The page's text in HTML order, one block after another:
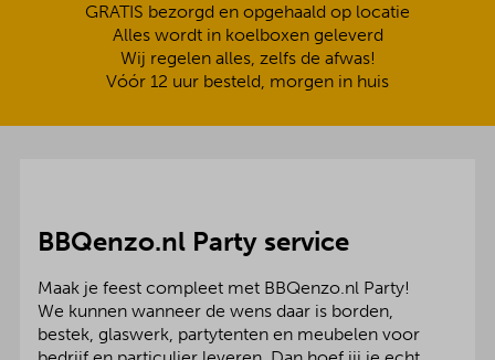
GRATIS bezorgd en opgehaald op locatie
Alles wordt in koelboxen geleverd
Wij regelen alles, zelfs de afwas!
Vóór 12 uur besteld, morgen in huis
BBQenzo.nl Party service
Maak je feest compleet met BBQenzo.nl Party!
We kunnen wanneer de wens daar is borden,
bestek, glaswerk, partytenten en meubelen voor